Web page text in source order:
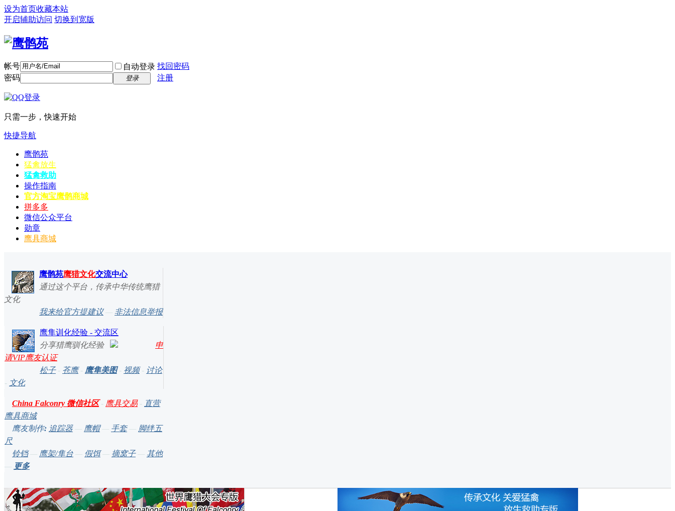
设为首页收藏本站
开启辅助访问 切换到宽版
帐号 自动登录 找回密码
密码
登录 注册
只需一步，快速开始
快捷导航
鹰鹘苑
猛禽放生
猛禽救助
操作指南
官方淘宝鹰鹘商城
拼多多
微信公众平台
勋章
鹰具商城
鹰鹘苑鹰猎文化交流中心
通过这个平台，传承中华传统鹰猎
文化
我来给官方提建议— 非法信息举报
鹰隼训化经验 - 交流区
分享猎鹰驯化经验
申
请VIP鹰友认证
松子- 苍鹰- 鹰隼美图- 视频- 讨论
- 文化
China Falconry 微信社区- 鹰具交易- 直营
鹰具商城
鹰友制作: 追踪器— 鹰帽— 手套— 脚绊五
尺
铃铛— 鹰架/隼台 — 假饵— 摘窝子— 其他
— 更多